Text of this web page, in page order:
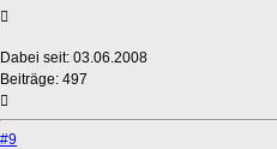
Dabei seit: 03.06.2008
Beiträge: 497
#9